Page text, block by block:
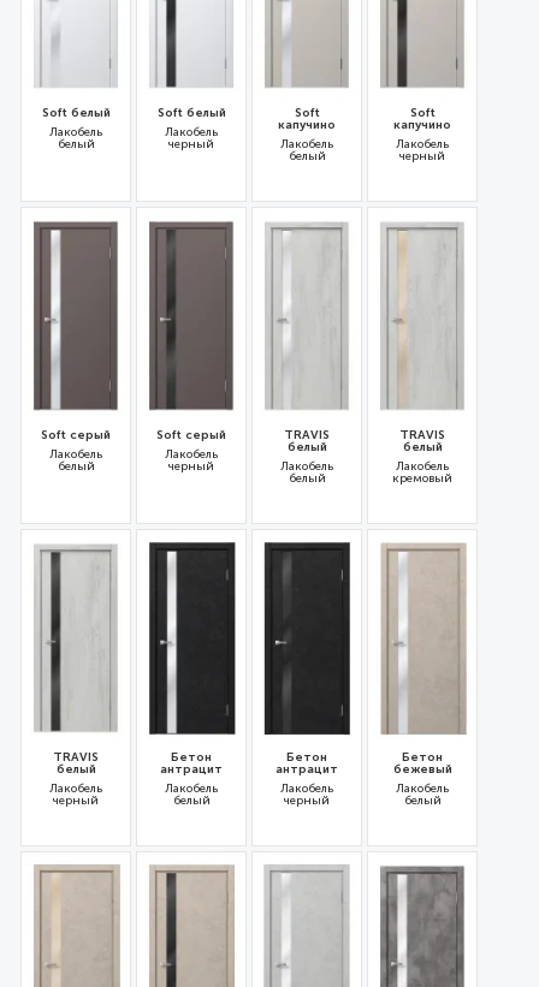
Soft белый
Лакобель
белый
31644
Soft белый
Лакобель
черный
31643
Soft
капучино
Лакобель
белый
31646
Soft
капучино
Лакобель
черный
31645
Soft серый
Лакобель
белый
31648
Soft серый
Лакобель
черный
31647
TRAVIS
белый
Лакобель
белый
31627
TRAVIS
белый
Лакобель
кремовый
31628
TRAVIS
белый
Лакобель
черный
31626
Бетон
антрацит
Лакобель
белый
31614
Бетон
антрацит
Лакобель
черный
31613
Бетон
бежевый
Лакобель
белый
31611